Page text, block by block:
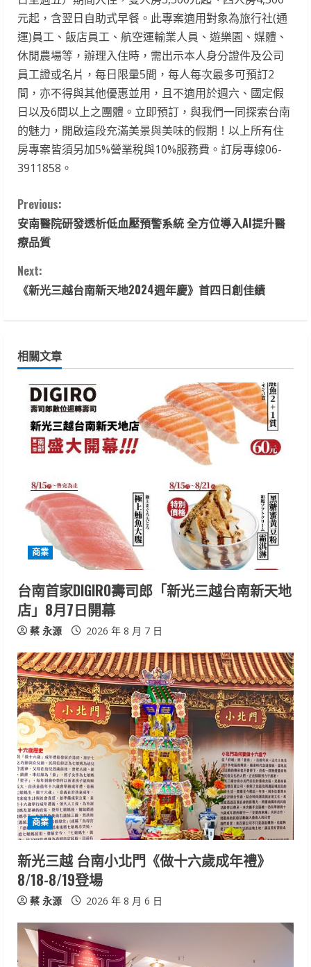
元起，含翌日自助式早餐。此專案適用對象為旅行社(通
運)員工、飯店員工、航空運輸業人員、遊樂園、媒體、
休閒農場等，辦理入住時，需出示本人身分證件及公司
員工證或名片，每日限量5間，每人每次最多可預訂2
間，亦不得與其他優惠並用，且不適用於週六、國定假
日以及6間以上之團體。立即預訂，與我們一同探索台南
的魅力，開啟這段充滿美景與美味的假期！以上所有住
房專案皆須另加5%營業稅與10%服務費。訂房專線06-
3911858。
C
o
n
t
n
a
n
g
Previous:
安南醫院研發透析低血壓預警系統 全方位導入AI提升醫
療品質
Next:
《新光三越台南新天地2024週年慶》首四日創佳績
相關文章
商業
台南首家DIGIRO壽司郎「新光三越台南新天地
店」8月7日開幕
蔡 永源 2026 年 8 月 7 日
商業
新光三越 台南小北門《做十六歲成年禮》
8/18-8/19登場
蔡 永源 2026 年 8 月 6 日